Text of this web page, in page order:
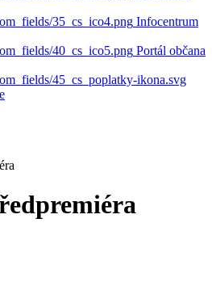
Infocentrum
Portál občana